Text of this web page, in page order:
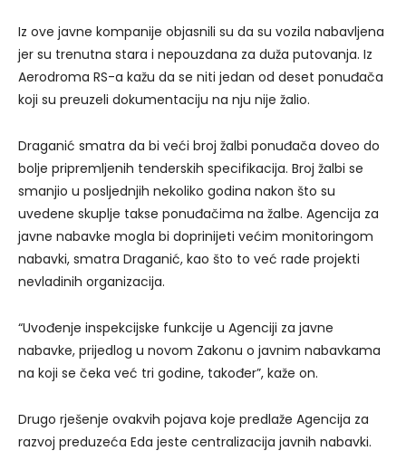
Iz ove javne kompanije objasnili su da su vozila nabavljena
jer su trenutna stara i nepouzdana za duža putovanja. Iz
Aerodroma RS-a kažu da se niti jedan od deset ponuđača
koji su preuzeli dokumentaciju na nju nije žalio.
Draganić smatra da bi veći broj žalbi ponuđača doveo do
bolje pripremljenih tenderskih specifikacija. Broj žalbi se
smanjio u posljednjih nekoliko godina nakon što su
uvedene skuplje takse ponuđačima na žalbe. Agencija za
javne nabavke mogla bi doprinijeti većim monitoringom
nabavki, smatra Draganić, kao što to već rade projekti
nevladinih organizacija.
“Uvođenje inspekcijske funkcije u Agenciji za javne
nabavke, prijedlog u novom Zakonu o javnim nabavkama
na koji se čeka već tri godine, također”, kaže on.
Drugo rješenje ovakvih pojava koje predlaže Agencija za
razvoj preduzeća Eda jeste centralizacija javnih nabavki.